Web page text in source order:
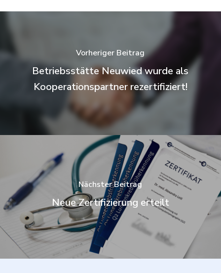
Vorheriger Beitrag
Betriebsstätte Neuwied wurde als
Kooperationspartner rezertifiziert!
Nächster Beitrag
Neue Zertifizierung erteilt